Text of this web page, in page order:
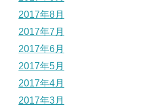
2017年8月
2017年7月
2017年6月
2017年5月
2017年4月
2017年3月